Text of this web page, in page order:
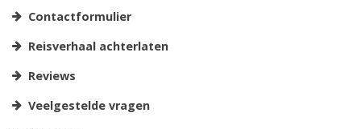
Contactformulier
Reisverhaal achterlaten
Reviews
Veelgestelde vragen